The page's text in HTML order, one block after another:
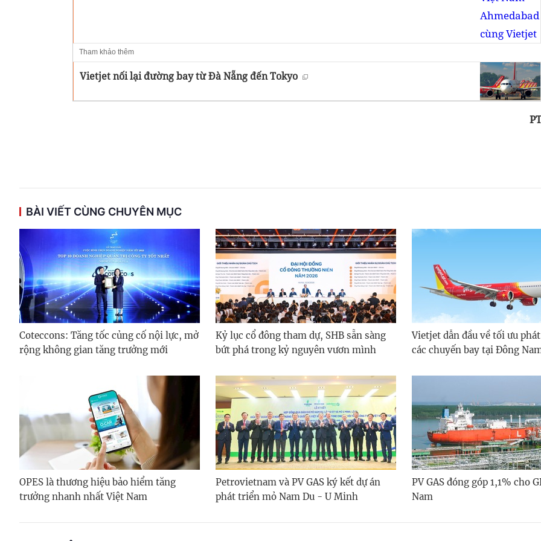
Tham khảo thêm
Vietjet nối lại đường bay từ Đà Nẵng đến Tokyo
PT
BÀI VIẾT CÙNG CHUYÊN MỤC
Coteccons: Tăng tốc củng cố nội lực, mở
rộng không gian tăng trưởng mới
Kỷ lục cổ đông tham dự, SHB sẵn sàng
bứt phá trong kỷ nguyên vươn mình
Vietjet dẫn đầu về tối ưu
các chuyến bay tại Đông
OPES là thương hiệu bảo hiểm tăng
trưởng nhanh nhất Việt Nam
Petrovietnam và PV GAS ký kết dự án
phát triển mỏ Nam Du - U Minh
PV GAS đóng góp 1,1% cho
Nam